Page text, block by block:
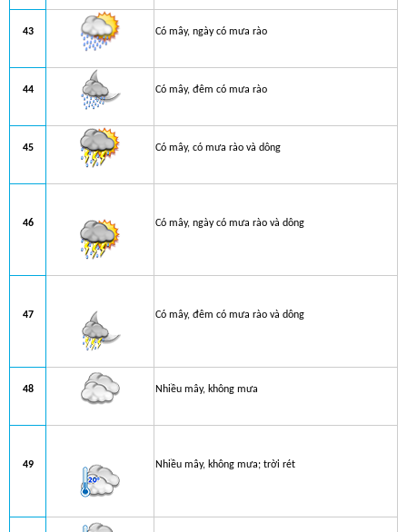
43 Có mây, ngày có mưa rào
44 Có mây, đêm có mưa rào
45 Có mây, có mưa rào và dông
46 Có mây, ngày có mưa rào và dông
47 Có mây, đêm có mưa rào và dông
48 Nhiều mây, không mưa
49 Nhiều mây, không mưa; trời rét